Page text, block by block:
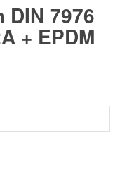
7976
+ EPDM